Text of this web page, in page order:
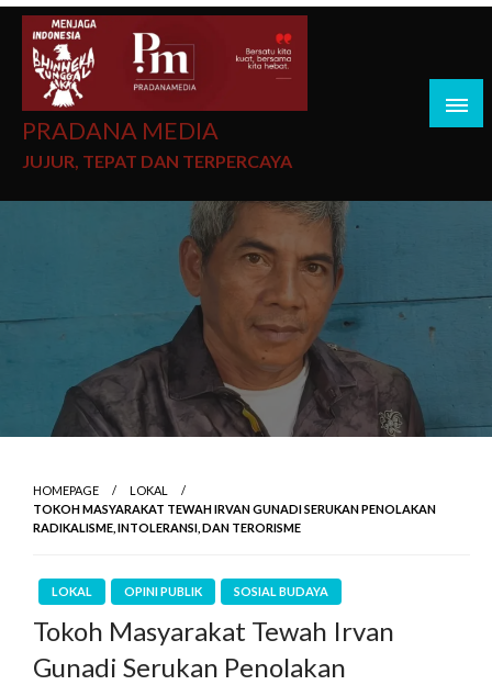
PRADANA MEDIA
JUJUR, TEPAT DAN TERPERCAYA
HOMEPAGE
LOKAL
TOKOH MASYARAKAT TEWAH IRVAN GUNADI SERUKAN PENOLAKAN
RADIKALISME, INTOLERANSI, DAN TERORISME
LOKAL OPINI PUBLIK SOSIAL BUDAYA
Tokoh Masyarakat Tewah Irvan
Gunadi Serukan Penolakan